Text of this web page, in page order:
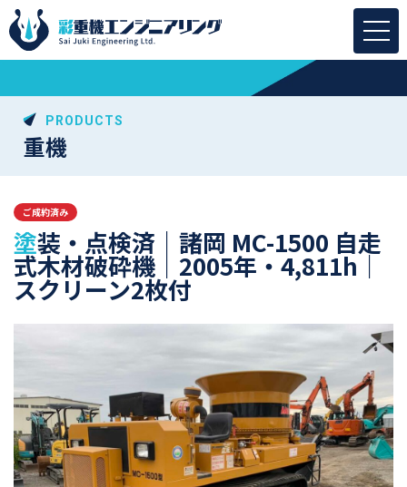
PRODUCTS
重機
ご成約済み
塗装・点検済｜諸岡 MC-1500 自走
式木材破砕機｜2005年・4,811h｜
スクリーン2枚付